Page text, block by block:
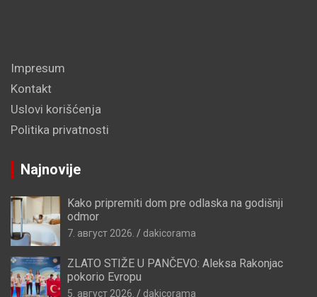
Impresum
Kontakt
Uslovi korišćenja
Politika privatnosti
Najnovije
Kako pripremiti dom pre odlaska na godišnji
odmor
7. август 2026. dakicorama
ZLATO STIŽE U PANČEVO: Aleksa Rakonjac
pokorio Evropu
5. август 2026. dakicorama